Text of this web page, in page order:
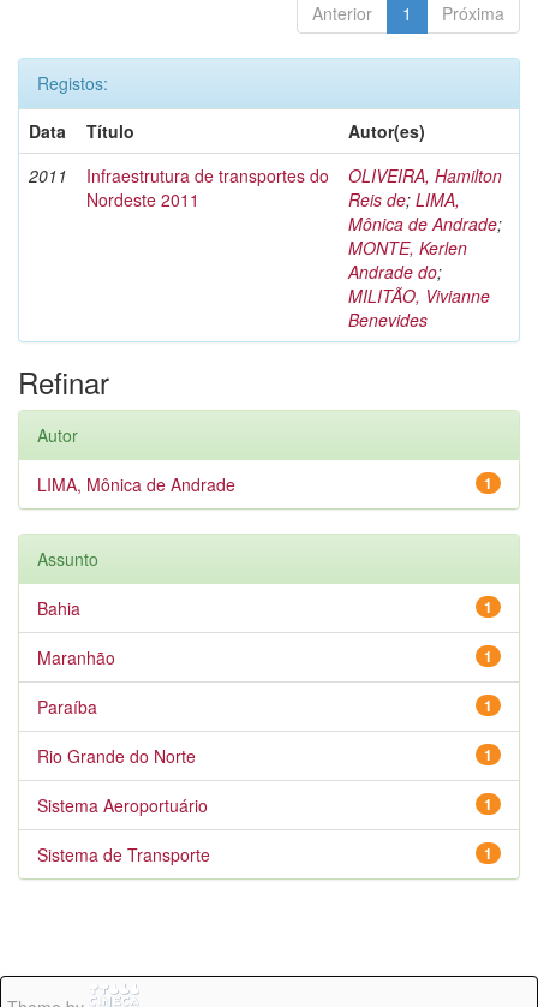
Anterior 1 Próxima
Registos:
Data
Título
Autor(es)
2011
Infraestrutura de transportes do
Nordeste 2011
OLIVEIRA, Hamilton
Reis de; LIMA,
Mônica de Andrade;
MONTE, Kerlen
Andrade do;
MILITÃO, Vivianne
Benevides
Refinar
Autor
1
LIMA, Mônica de Andrade
Assunto
1
Bahia
1
Maranhão
1
Paraíba
1
Rio Grande do Norte
1
Sistema Aeroportuário
1
Sistema de Transporte